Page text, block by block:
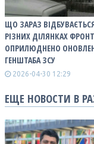
ЩО ЗАРАЗ
РІЗНИХ ДІЛЯНКАХ
ОПРИЛЮДНЕНО
ГЕНШТАБА ЗСУ
2026-04-30 12:29
ЕЩЕ НОВОСТИ В